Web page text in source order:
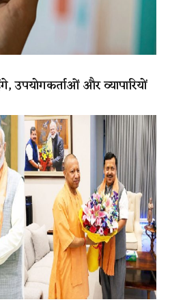
उपयोगकर्ताओं और व्यापारियों